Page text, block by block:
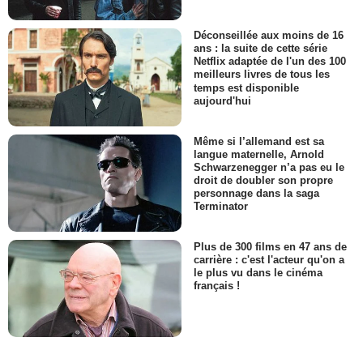
Déconseillée aux moins de 16
ans : la suite de cette série
Netflix adaptée de l'un des 100
meilleurs livres de tous les
temps est disponible
aujourd'hui
Même si l’allemand est sa
langue maternelle, Arnold
Schwarzenegger n’a pas eu le
droit de doubler son propre
personnage dans la saga
Terminator
Plus de 300 films en 47 ans de
carrière : c'est l'acteur qu'on a
le plus vu dans le cinéma
français !